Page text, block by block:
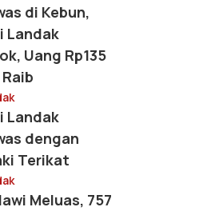
di Kebun,
Landak
Uang Rp135
Landak
dengan
Terikat
Meluas, 757